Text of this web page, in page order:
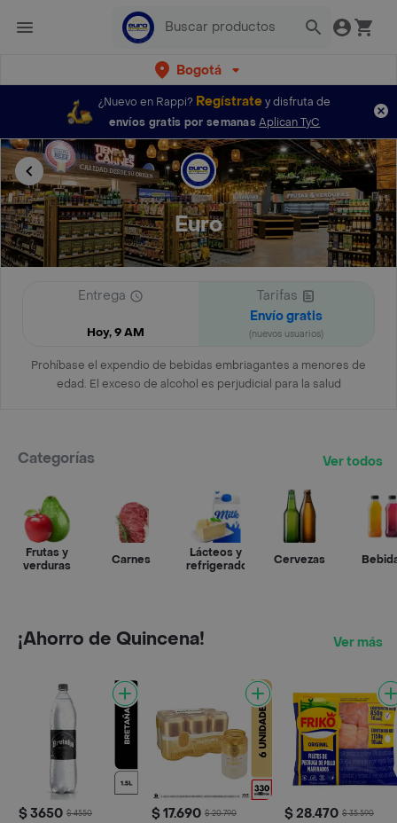
Bogotá
¿Nuevo en Rappi? Regístratey disfruta de
envíos gratis por semanas Aplican TyC
Euro
Entrega
Hoy, 9 AM
Tarifas
Envío gratis
(nuevos usuarios)
Prohíbase el expendio de bebidas embriagantes a menores de
edad. El exceso de alcohol es perjudicial para la salud
Categorías Ver todos
Frutas y
verduras
Carnes
Lácteos y
refrigerados
Cervezas
¡Ahorro de Quincena! Ver más
$ 3650 $ 4550 $ 17.690 $ 20.790 $ 28.470 $ 35.590